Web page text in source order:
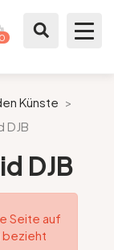
0
Künste >
DJB
DJB
Seite auf
bezieht